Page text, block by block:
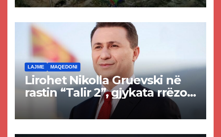
Tetovës nis punimet për
LAJME MAQEDONI
Lirohet Nikolla Gruevski në
rastin “Talir 2”, gjykata rrëzon
akuzat për ndërtimin e
paligjshëm të selisë së